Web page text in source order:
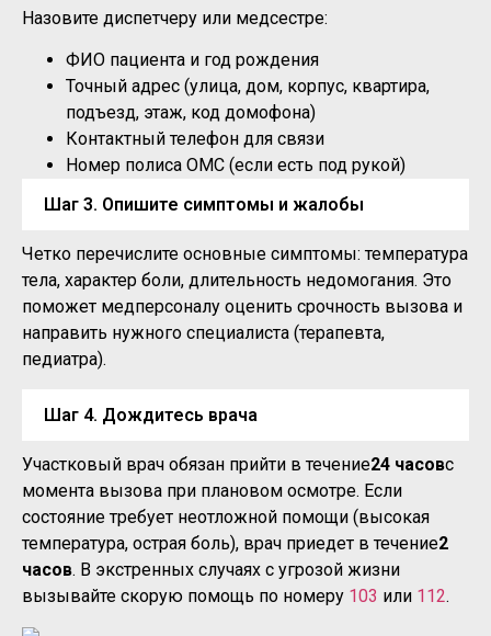
Назовите диспетчеру или медсестре:
ФИО пациента и год рождения
Точный адрес (улица, дом, корпус, квартира,
подъезд, этаж, код домофона)
Контактный телефон для связи
Номер полиса ОМС (если есть под рукой)
Шаг 3. Опишите симптомы и жалобы
Четко перечислите основные симптомы: температура
тела, характер боли, длительность недомогания. Это
поможет медперсоналу оценить срочность вызова и
направить нужного специалиста (терапевта,
педиатра).
Шаг 4. Дождитесь врача
Участковый врач обязан прийти в течение24 часовс
момента вызова при плановом осмотре. Если
состояние требует неотложной помощи (высокая
температура, острая боль), врач приедет в течение2
часов. В экстренных случаях с угрозой жизни
вызывайте скорую помощь по номеру 103 или 112.